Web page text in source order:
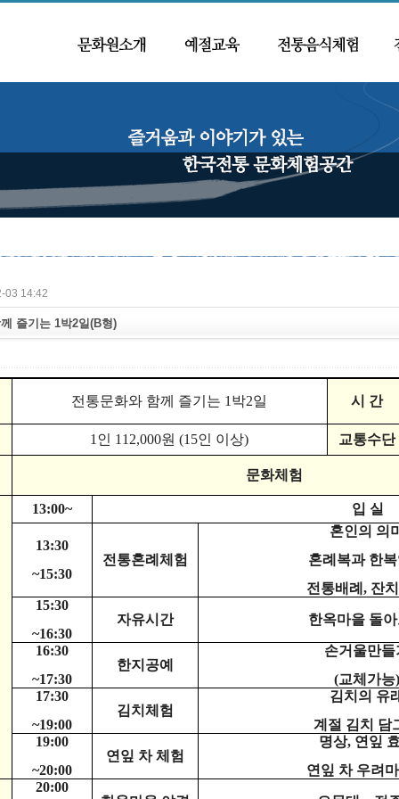
03 14:42
즐기는 1박2일(B형)
전통문화와 함께 즐기는 1 박2일 시 간
1 인 112,000원 (15인 이상) 교통수단
문화체험
13:00~ 입 실
13:30
~15:30
전통혼례체험
혼인의 의
혼례복과 한
전통배례 , 잔
15:30
~16:30
자유시간 한옥마을 돌
16:30
~17:30
한지공예
손거울만들
(교체가능)
17:30
~19:00
김치체험
김치의 유
계절 김치 담
19:00
~20:00
연잎 차 체험
명상, 연잎
연잎 차 우려
20:00